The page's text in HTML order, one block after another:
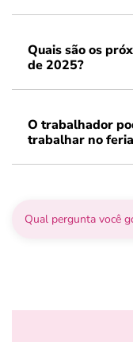
Quais são os
de 2025?
O trabalhador
trabalhar no